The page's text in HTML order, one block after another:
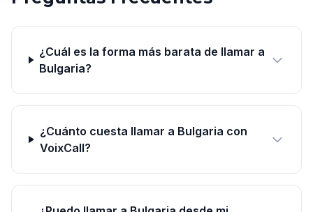
¿Cuál es la forma más barata de llamar a
Bulgaria?
¿Cuánto cuesta llamar a Bulgaria con
VoixCall?